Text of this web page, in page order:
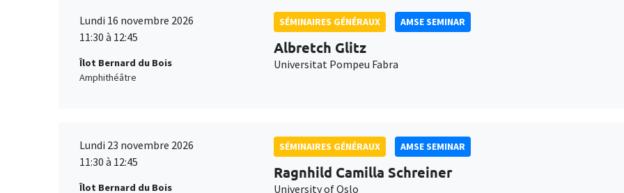
Lundi 16 novembre 2026
11:30 à 12:45
Îlot Bernard du Bois
Amphithéâtre
SÉMINAIRES GÉNÉRAUX AMSE SEMINAR
Albretch Glitz
Universitat Pompeu Fabra
Lundi 23 novembre 2026
11:30 à 12:45
Îlot Bernard du Bois
SÉMINAIRES GÉNÉRAUX AMSE SEMINAR
Ragnhild Camilla Schreiner
University of Oslo